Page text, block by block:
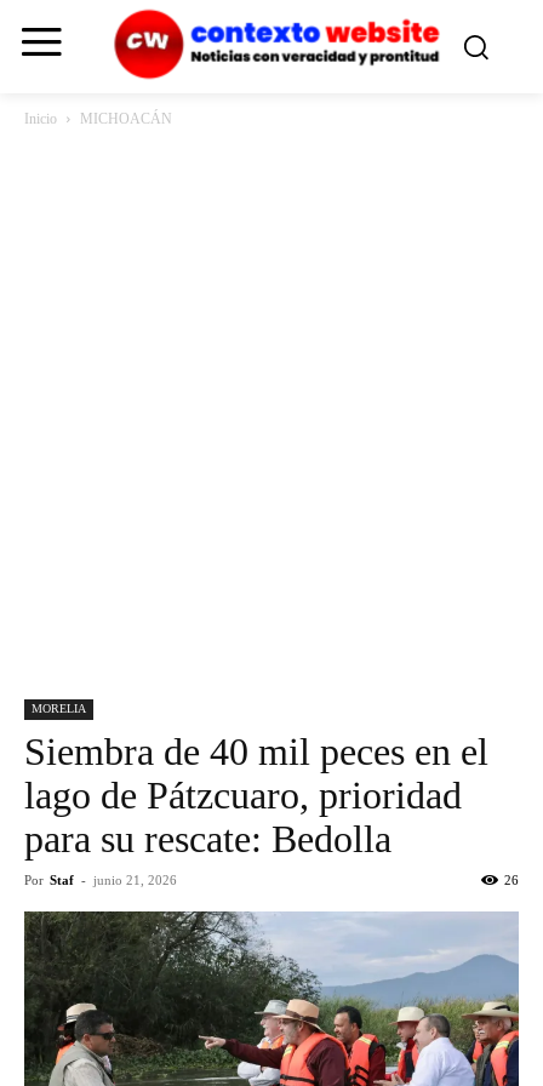
Inicio MICHOACÁN
MORELIA
Siembra de 40 mil peces en el
lago de Pátzcuaro, prioridad
para su rescate: Bedolla
Por Staf - junio 21, 2026 26